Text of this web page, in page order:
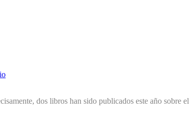
dos libros han sido publicados este año sobre